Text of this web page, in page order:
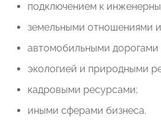
подключением к
земельными отношениями
автомобильными дорогами
экологией и природными
кадровыми ресурсами;
иными сферами бизнеса.